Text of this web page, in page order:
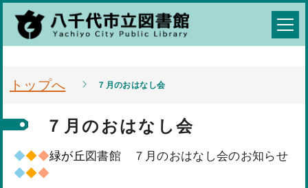
トップへ ７月のおはなし会
７月のおはなし会
◆◆◆緑が丘 図書館 ７月のおはなし会のお知らせ
◆◆◆